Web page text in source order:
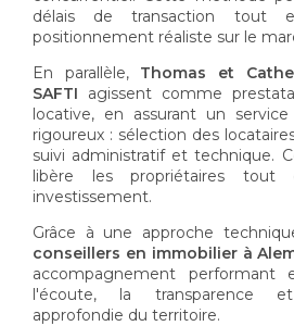
délais de transaction tout
positionnement réaliste sur le
En parallèle, Thomas et
SAFTI agissent comme
locative, en assurant un
rigoureux : sélection des
suivi administratif et technique.
libère les propriétaires tout
investissement.
Grâce à une approche
conseillers en immobilier à
accompagnement
l'écoute, la transparence
approfondie du territoire.